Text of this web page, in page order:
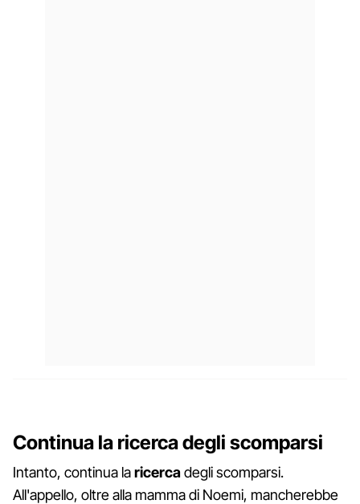
Continua la ricerca degli scomparsi
Intanto, continua laricercadegli scomparsi.
All'appello, oltre alla mamma di Noemi, mancherebbe